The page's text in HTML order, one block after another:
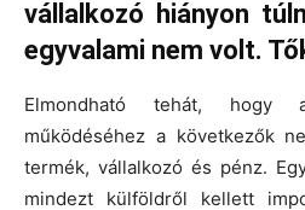
vállalkozó hiányon
egyvalami nem volt.
Elmondható tehát, hogy
működéséhez a következők
termék, vállalkozó és pénz.
mindezt külföldről kellett